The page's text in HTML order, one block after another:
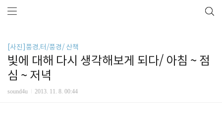
[사진]풍경,터/풍경/ 산책
빛에 대해 다시 생각해보게 되다/ 아침 ~ 점
심 ~ 저녁
sound4u 2013. 11. 8. 00:44